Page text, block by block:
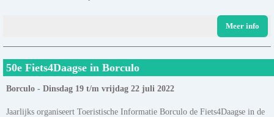
Meer info
50e Fiets4Daagse in Borculo
Borculo - Dinsdag 19 t/m vrijdag 22 juli 2022
Jaarlijks organiseert Toeristische Informatie Borculo de Fiets4Daagse in de